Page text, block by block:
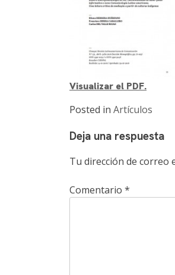
Visualizar el PDF.
Posted in Artículos
Deja una respuesta
Tu dirección de correo
Comentario *